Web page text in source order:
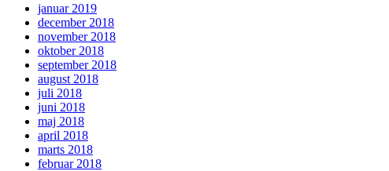
januar 2019
december 2018
november 2018
oktober 2018
september 2018
august 2018
juli 2018
juni 2018
maj 2018
april 2018
marts 2018
februar 2018